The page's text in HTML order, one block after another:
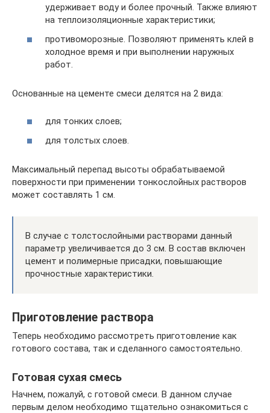
удерживает воду и более прочный. Также влияют
на теплоизоляционные характеристики;
противоморозные. Позволяют применять клей в
холодное время и при выполнении наружных
работ.
Основанные на цементе смеси делятся на 2 вида:
для тонких слоев;
для толстых слоев.
Максимальный перепад высоты обрабатываемой
поверхности при применении тонкослойных растворов
может составлять 1 см.
В случае с толстослойными растворами данный
параметр увеличивается до 3 см. В состав включен
цемент и полимерные присадки, повышающие
прочностные характеристики.
Приготовление раствора
Теперь необходимо рассмотреть приготовление как
готового состава, так и сделанного самостоятельно.
Готовая сухая смесь
Начнем, пожалуй, с готовой смеси. В данном случае
первым делом необходимо тщательно ознакомиться с